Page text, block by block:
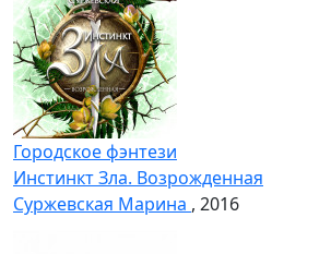
Городское фэнтези
Инстинкт Зла. Возрожденная
Суржевская Марина , 2016